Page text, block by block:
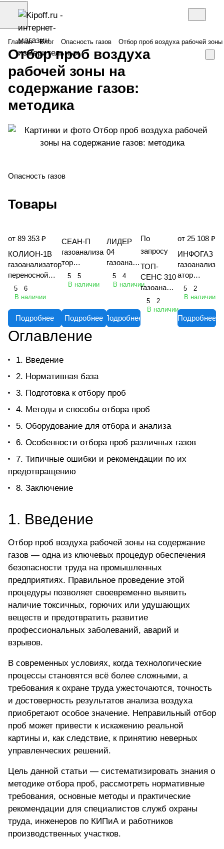
Главная Блог Опасность газов Отбор проб воздуха рабочей
Отбор проб воздуха
рабочей зоны на
содержание газов:
методика
Опасность газов
Товары
от 89 353 ₽
КОЛИОН-1В
газоанализатор
переносной
фотоионизацио
нный (ФИД)
нный
5
6
В наличии
Подробнее
СЕАН-П
газоанализа
тор
взрывозащи
щенный
переносной
5
5
В наличии
Подробнее
ЛИДЕР
04
газоанал
изатор
портатив
альный
5
4
В наличии
Подробнее
По
запросу
ТОП-
СЕНС 310
газоанали
затор
портативн
5
2
В наличии
от 25 108 ₽
ИНФОГАЗ
газоанализ
атор
взрывоза
щищенный
многокана
льный
5
2
В наличии
Подробнее
Оглавление
1. Введение
2. Нормативная база
3. Подготовка к отбору проб
4. Методы и способы отбора проб
5. Оборудование для отбора и анализа
6. Особенности отбора проб различных газов
7. Типичные ошибки и рекомендации по их
предотвращению
8. Заключение
1. Введение
Отбор проб воздуха рабочей зоны на содержание
газов — одна из ключевых процедур обеспечения
безопасности труда на промышленных
предприятиях. Правильное проведение этой
процедуры позволяет своевременно выявить
наличие токсичных, горючих или удушающих
веществ и предотвратить развитие
профессиональных заболеваний, аварий и
взрывов.
В современных условиях, когда технологические
процессы становятся всё более сложными, а
требования к охране труда ужесточаются, точность
и достоверность результатов анализа воздуха
приобретают особое значение. Неправильный отбор
проб может привести к искажению реальной
картины и, как следствие, к принятию неверных
управленческих решений.
Цель данной статьи — систематизировать знания о
методике отбора проб, рассмотреть нормативные
требования, основные методы и практические
рекомендации для специалистов служб охраны
труда, инженеров по КИПиА и работников
производственных участков.